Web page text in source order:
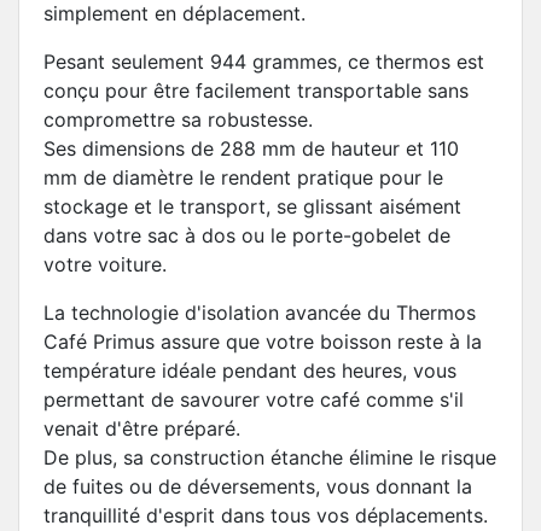
simplement en déplacement.
Pesant seulement 944 grammes, ce thermos est
conçu pour être facilement transportable sans
compromettre sa robustesse.
Ses dimensions de 288 mm de hauteur et 110
mm de diamètre le rendent pratique pour le
stockage et le transport, se glissant aisément
dans votre sac à dos ou le porte-gobelet de
votre voiture.
La technologie d'isolation avancée du Thermos
Café Primus assure que votre boisson reste à la
température idéale pendant des heures, vous
permettant de savourer votre café comme s'il
venait d'être préparé.
De plus, sa construction étanche élimine le risque
de fuites ou de déversements, vous donnant la
tranquillité d'esprit dans tous vos déplacements.